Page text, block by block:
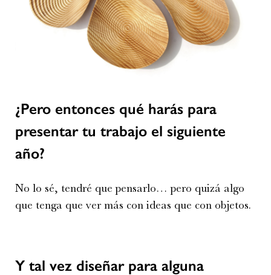
¿Pero entonces qué harás para
presentar tu trabajo el siguiente
año?
No lo sé, tendré que pensarlo… pero quizá algo
que tenga que ver más con ideas que con objetos.
Y tal vez diseñar para alguna